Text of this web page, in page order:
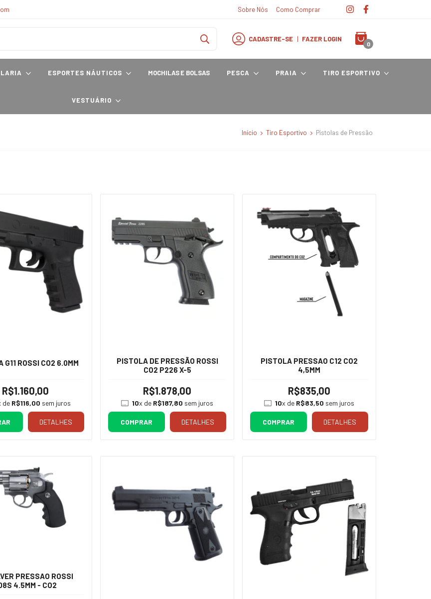
Sobre Nós Como Comprar
CADASTRE-SE | FAZER LOGIN
0
ESPORTES NÁUTICOS MOCHILAS E BOLSAS PESCA PRAIA TIRO ESPORTIVO
VESTUÁRIO
Início Tiro Esportivo Pistolas de Pressão
G11 ROSSI CO2 6.0MM
R$1.160,00
de R$116,00 sem juros
DETALHES
PISTOLA DE PRESSÃO ROSSI
CO2 P226 X-5
R$1.878,00
10x de R$187,80 sem juros
COMPRAR DETALHES
PISTOLA PRESSAO C12 CO2
4,5MM
R$835,00
10x de R$83,50 sem juros
COMPRAR DETALHES
PRESSAO ROSSI
4.5MM - CO2